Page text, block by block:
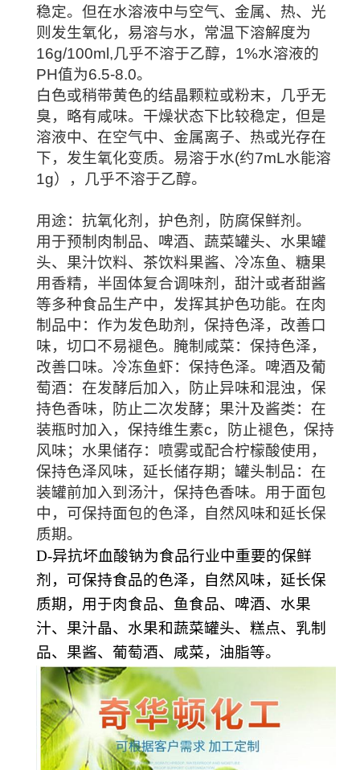
稳定。但在水溶液中与空气、金属、热、光
则发生氧化，易溶与水，常温下溶解度为
16g/100ml,几乎不溶于乙醇，1%水溶液的
PH值为6.5-8.0。
白色或稍带黄色的结晶颗粒或粉末，几乎无
臭，略有咸味。干燥状态下比较稳定，但是
溶液中、在空气中、金属离子、热或光存在
下，发生氧化变质。易溶于水(约7mL水能溶
1g），几乎不溶于乙醇。
用途：抗氧化剂，护色剂，防腐保鲜剂。
用于预制肉制品、啤酒、蔬菜罐头、水果罐
头、果汁饮料、茶饮料果酱、冷冻鱼、糖果
用香精，半固体复合调味剂，甜汁或者甜酱
等多种食品生产中，发挥其护色功能。在肉
制品中：作为发色助剂，保持色泽，改善口
味，切口不易褪色。腌制咸菜：保持色泽，
改善口味。冷冻鱼虾：保持色泽。啤酒及葡
萄酒：在发酵后加入，防止异味和混浊，保
持色香味，防止二次发酵；果汁及酱类：在
装瓶时加入，保持维生素c，防止褪色，保持
风味；水果储存：喷雾或配合柠檬酸使用，
保持色泽风味，延长储存期；罐头制品：在
装罐前加入到汤汁，保持色香味。用于面包
中，可保持面包的色泽，自然风味和延长保
质期。
D-异抗坏血酸钠为食品行业中重要的保鲜
剂，可保持食品的色泽，自然风味，延长保
质期，用于肉食品、鱼食品、啤酒、水果
汁、果汁晶、水果和蔬菜罐头、糕点、乳制
品、果酱、葡萄酒、咸菜，油脂等。